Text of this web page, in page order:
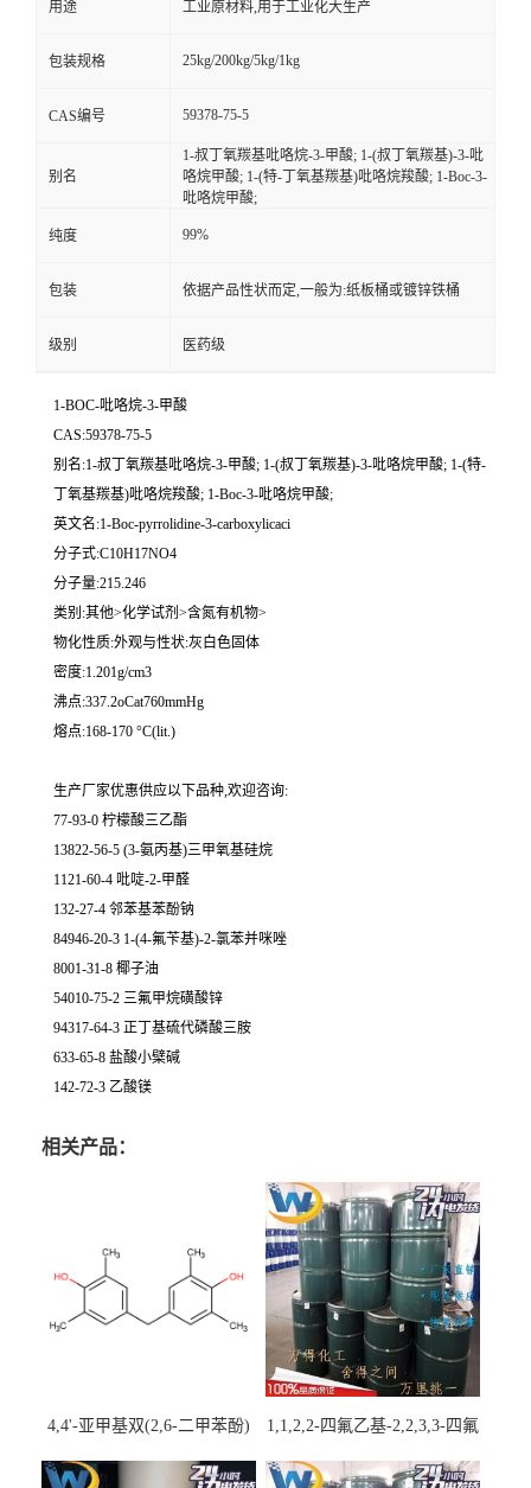
用途 工业原材料,用于工业化大生产
包装规格 25kg/200kg/5kg/1kg
CAS编号 59378-75-5
别名
1-叔丁氧羰基吡咯烷-3-甲酸; 1-(叔丁氧羰基)-3-吡
咯烷甲酸; 1-(特-丁氧基羰基)吡咯烷羧酸; 1-Boc-3-
吡咯烷甲酸;
纯度 99%
包装 依据产品性状而定,一般为:纸板桶或镀锌铁桶
级别 医药级
1-BOC-吡咯烷-3-甲酸
CAS:59378-75-5
别名:1-叔丁氧羰基吡咯烷-3-甲酸; 1-(叔丁氧羰基)-3-吡咯烷甲酸; 1-(特-
丁氧基羰基)吡咯烷羧酸; 1-Boc-3-吡咯烷甲酸;
英文名:1-Boc-pyrrolidine-3-carboxylicaci
分子式:C10H17NO4
分子量:215.246
类别:其他>化学试剂>含氮有机物>
物化性质:外观与性状:灰白色固体
密度:1.201g/cm3
沸点:337.2oCat760mmHg
熔点:168-170 °C(lit.)
生产厂家优惠供应以下品种,欢迎咨询:
77-93-0 柠檬酸三乙酯
13822-56-5 (3-氨丙基)三甲氧基硅烷
1121-60-4 吡啶-2-甲醛
132-27-4 邻苯基苯酚钠
84946-20-3 1-(4-氟苄基)-2-氯苯并咪唑
8001-31-8 椰子油
54010-75-2 三氟甲烷磺酸锌
94317-64-3 正丁基硫代磷酸三胺
633-65-8 盐酸小檗碱
142-72-3 乙酸镁
相关产品：
4,4'-亚甲基双(2,6-二甲苯酚)
1,1,2,2-四氟乙基-2,2,3,3-四氟